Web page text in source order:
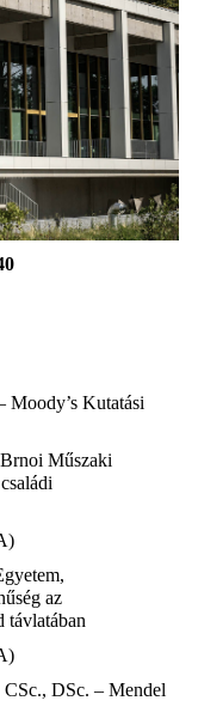
Moody’s Kutatási
Műszaki
az
távlatában
CSc., DSc. – Mendel